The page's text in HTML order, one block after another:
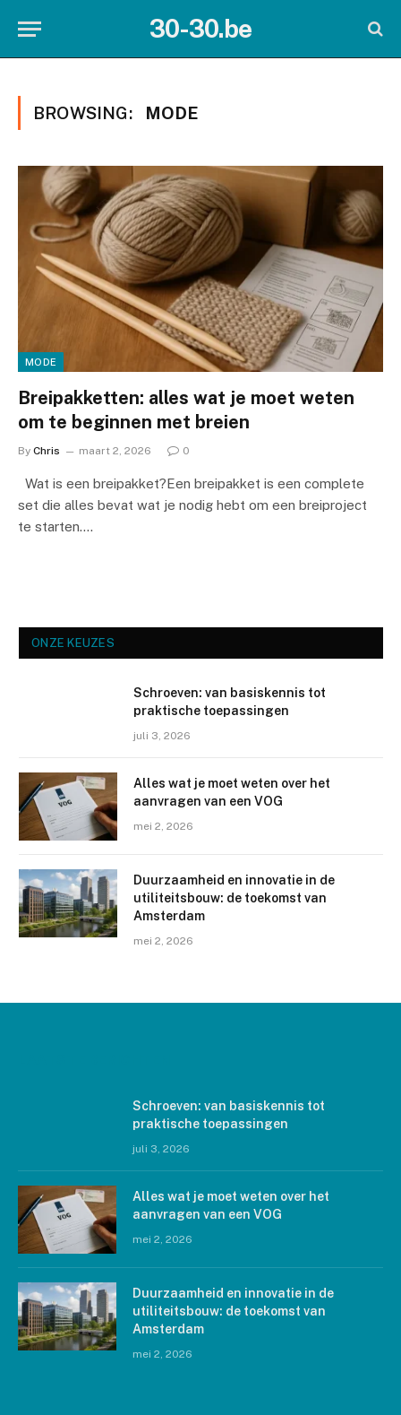
30-30.be
BROWSING: MODE
MODE
Breipakketten: alles wat je moet weten
om te beginnen met breien
By Chris maart 2, 2026 0
Wat is een breipakket?Een breipakket is een complete
set die alles bevat wat je nodig hebt om een breiproject
te starten.…
ONZE KEUZES
Schroeven: van basiskennis tot
praktische toepassingen
juli 3, 2026
Alles wat je moet weten over het
aanvragen van een VOG
mei 2, 2026
Duurzaamheid en innovatie in de
utiliteitsbouw: de toekomst van
Amsterdam
mei 2, 2026
Schroeven: van basiskennis tot
praktische toepassingen
juli 3, 2026
Alles wat je moet weten over het
aanvragen van een VOG
mei 2, 2026
Duurzaamheid en innovatie in de
utiliteitsbouw: de toekomst van
Amsterdam
mei 2, 2026